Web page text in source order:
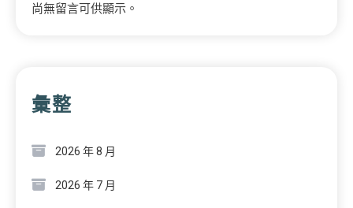
尚無留言可供顯示。
彙整
2026 年 8 月
2026 年 7 月